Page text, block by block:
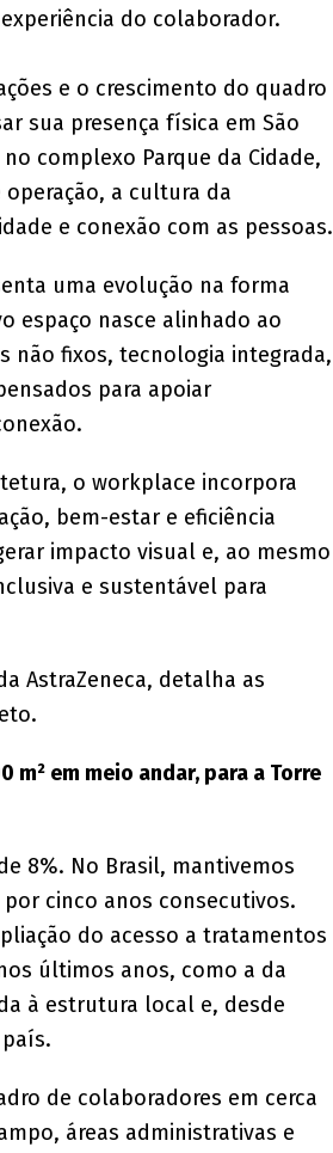
do colaborador.
e o crescimento do quadro
sua presença física em São
complexo Parque da Cidade,
a cultura da
e conexão com as pessoas.
uma evolução na forma
espaço nasce alinhado ao
não fixos, tecnologia integrada,
para apoiar
o workplace incorpora
bem-estar e eficiência
impacto visual e, ao mesmo
e sustentável para
AstraZeneca, detalha as
em meio andar, para a Torre
8%. No Brasil, mantivemos
cinco anos consecutivos.
do acesso a tratamentos
últimos anos, como a da
à estrutura local e, desde
de colaboradores em cerca
áreas administrativas e